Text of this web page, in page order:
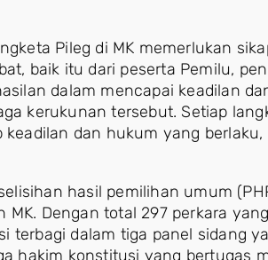
Pileg di MK memerlukan
baik itu dari peserta Pemilu,
dalam mencapai keadilan
kerukunan tersebut. Setiap
dan hukum yang
hasil pemilihan umum
Dengan total 297 perkara
terbagi dalam tiga panel sidang
hakim konstitusi yang bertugas